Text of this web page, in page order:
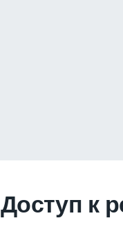
Доступ к